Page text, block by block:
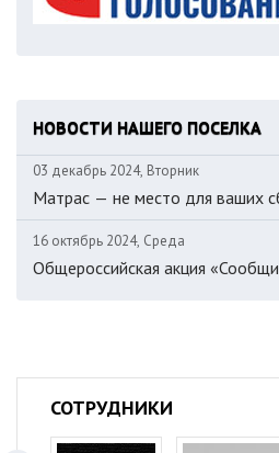
НОВОСТИ НАШЕГО ПОСЕЛКА
03 декабрь 2024, Вторник
Матрас — не место для ваших
16 октябрь 2024, Среда
Общероссийская акция
СОТРУДНИКИ